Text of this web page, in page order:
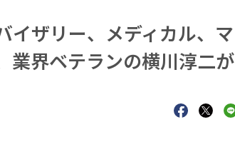
ボートレース
棋王戦
イザリー、メディカル、マ
業界ベテランの横川淳二が